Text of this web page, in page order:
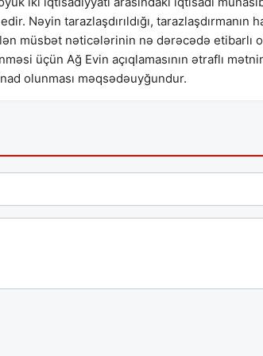
Nəyin tarazlaşdırıldığı,
müsbət nəticələrinin nə dərəcədə
üçün Ağ Evin açıqlamasının ətraflı
olunması məqsədəuyğundur.